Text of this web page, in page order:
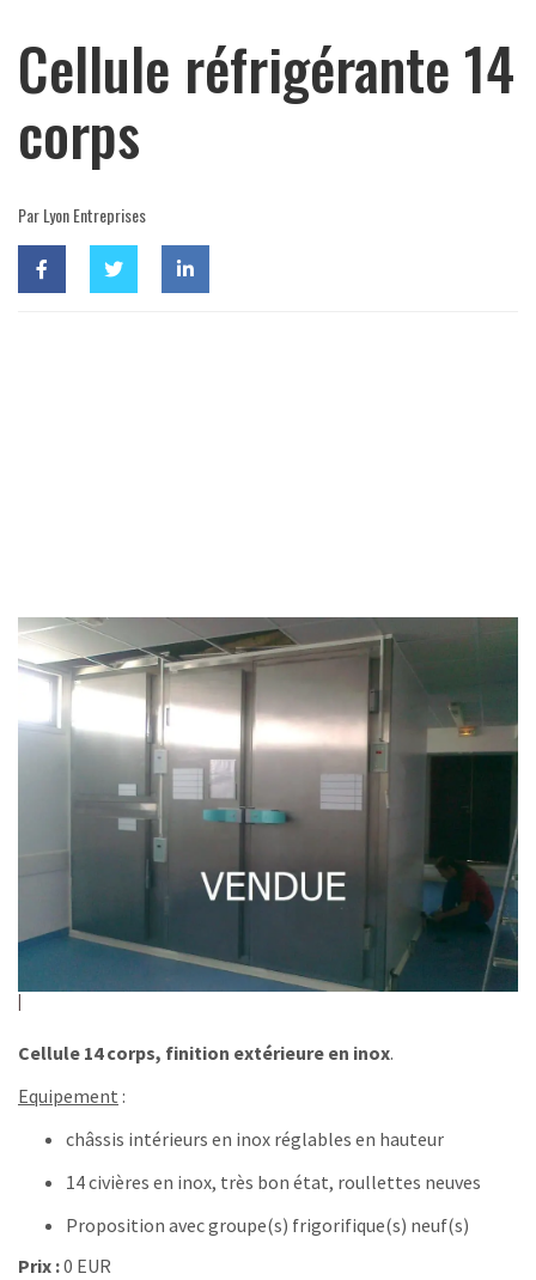
Cellule réfrigérante 14
corps
Par Lyon Entreprises
Cellule 14 corps, finition extérieure en inox.
Equipement :
châssis intérieurs en inox réglables en hauteur
14 civières en inox, très bon état, roullettes neuves
Proposition avec groupe(s) frigorifique(s) neuf(s)
Prix :0 EUR